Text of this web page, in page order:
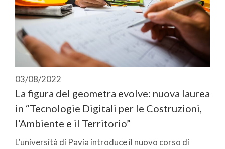
03/08/2022
La figura del geometra evolve: nuova laurea
in “Tecnologie Digitali per le Costruzioni,
l’Ambiente e il Territorio”
L’università di Pavia introduce il nuovo corso di